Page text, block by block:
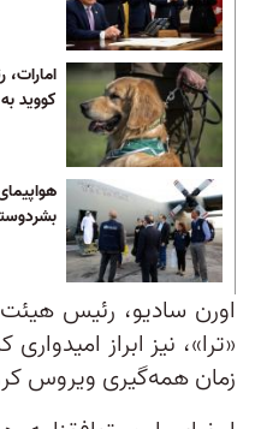
کووید
اورن سادیو، رئیس
«ترا»، نیز ابراز
زمان همه‌گیری ویروس